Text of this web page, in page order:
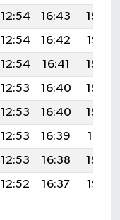
12:54 16:43
19:49
12:54 16:42
19:47
12:54 16:41
19:46
12:53 16:40
19:44
12:53 16:40
19:43
12:53 16:39
19:41
12:53 16:38
19:40
12:52 16:37 19:38